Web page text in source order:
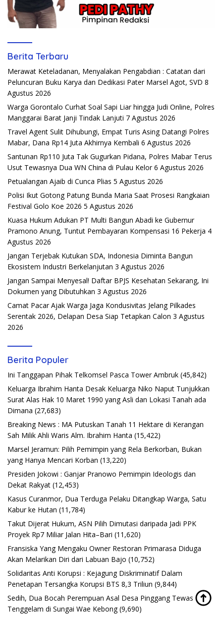
Berita Terbaru
Merawat Keteladanan, Menyalakan Pengabdian : Catatan dari
Peluncuran Buku Karya dan Dedikasi Pater Marsel Agot, SVD 8
Agustus 2026
Warga Gorontalo Curhat Soal Sapi Liar hingga Judi Online, Polres
Manggarai Barat Janji Tindak Lanjuti 7 Agustus 2026
Travel Agent Sulit Dihubungi, Empat Turis Asing Datangi Polres
Mabar, Dana Rp14 Juta Akhirnya Kembali 6 Agustus 2026
Santunan Rp110 Juta Tak Gugurkan Pidana, Polres Mabar Terus
Usut Tewasnya Dua WN China di Pulau Kelor 6 Agustus 2026
Petualangan Ajaib di Cunca Plias 5 Agustus 2026
Polisi Ikut Gotong Patung Bunda Maria Saat Prosesi Rangkaian
Festival Golo Koe 2026 5 Agustus 2026
Kuasa Hukum Adukan PT Multi Bangun Abadi ke Gubernur
Pramono Anung, Tuntut Pembayaran Kompensasi 16 Pekerja 4
Agustus 2026
Jangan Terjebak Kutukan SDA, Indonesia Diminta Bangun
Ekosistem Industri Berkelanjutan 3 Agustus 2026
Jangan Sampai Menyesal! Daftar BPJS Kesehatan Sekarang, Ini
Dokumen yang Dibutuhkan 3 Agustus 2026
Camat Pacar Ajak Warga Jaga Kondusivitas Jelang Pilkades
Serentak 2026, Delapan Desa Siap Tetapkan Calon 3 Agustus
2026
Berita Populer
Ini Tanggapan Pihak Telkomsel Pasca Tower Ambruk (45,842)
Keluarga Ibrahim Hanta Desak Keluarga Niko Naput Tunjukkan
Surat Alas Hak 10 Maret 1990 yang Asli dan Lokasi Tanah ada
Dimana (27,683)
Breaking News : MA Putuskan Tanah 11 Hektare di Kerangan
Sah Milik Ahli Waris Alm. Ibrahim Hanta (15,422)
Marsel Jeramun: Pilih Pemimpin yang Rela Berkorban, Bukan
yang Hanya Mencari Korban (13,220)
Presiden Jokowi : Ganjar Pranowo Pemimpin Ideologis dan
Dekat Rakyat (12,453)
Kasus Curanmor, Dua Terduga Pelaku Ditangkap Warga, Satu
Kabur ke Hutan (11,784)
Takut Dijerat Hukum, ASN Pilih Dimutasi daripada Jadi PPK
Proyek Rp7 Miliar Jalan Hita–Bari (11,620)
Fransiska Yang Mengaku Owner Restoran Primarasa Diduga
Akan Melarikan Diri dari Labuan Bajo (10,752)
Solidaritas Anti Korupsi : Kejagung Diskriminatif Dalam
Penetapan Tersangka Korupsi BTS 8,3 Triliun (9,844)
Sedih, Dua Bocah Perempuan Asal Desa Pinggang Tewas
Tenggelam di Sungai Wae Kebong (9,690)